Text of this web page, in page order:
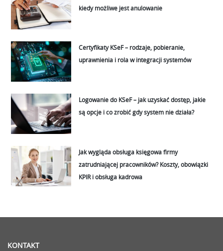
kiedy możliwe jest anulowanie
Certyfikaty KSeF – rodzaje, pobieranie,
uprawnienia i rola w integracji systemów
Logowanie do KSeF – jak uzyskać dostęp, jakie
są opcje i co zrobić gdy system nie działa?
Jak wygląda obsługa księgowa firmy
zatrudniającej pracowników? Koszty, obowiązki
KPIR i obsługa kadrowa
KONTAKT